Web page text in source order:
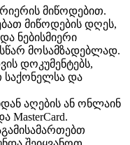
მიწოდებით.
მიწოდების დღეს,
ნებისმიერი
მოსამზადებლად.
დოკუმენტებს,
და
აღების ან ონლაინ
MasterCard.